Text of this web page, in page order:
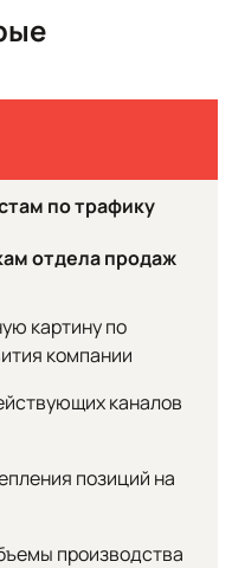
по трафику
отдела продаж
картину по
компании
каналов
позиций на
производства